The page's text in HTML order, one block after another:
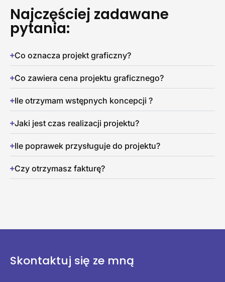
Najczęściej zadawane
pytania:
Co oznacza projekt graficzny?
Co zawiera cena projektu graficznego?
Ile otrzymam wstępnych koncepcji ?
Jaki jest czas realizacji projektu?
Ile poprawek przysługuje do projektu?
Czy otrzymasz fakturę?
Skontaktuj się ze mną